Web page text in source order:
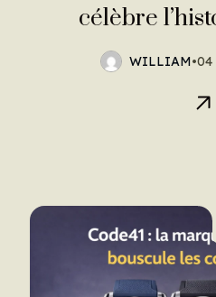
célèbre
WILLIAM•04